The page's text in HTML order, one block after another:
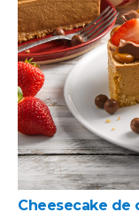
Cheesecake de